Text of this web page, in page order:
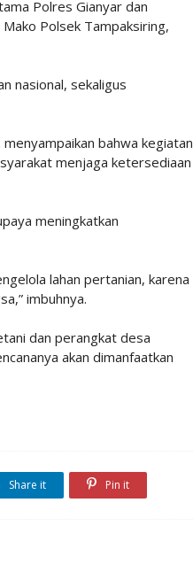
Polres Gianyar dan
Polsek Tampaksiring,
nasional, sekaligus
bahwa kegiatan
menjaga ketersediaan
meningkatkan
lahan pertanian, karena
imbuhnya.
dan perangkat desa
akan dimanfaatkan
Share it Pin it